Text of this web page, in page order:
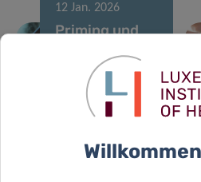
12 Jan. 2026
Priming und
Umstrukturierung
Immunlandschaft